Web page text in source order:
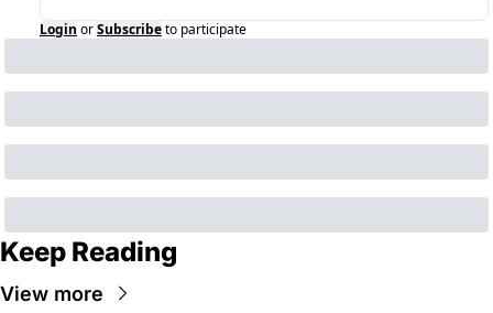
Login orSubscribeto participate
Keep Reading
View more